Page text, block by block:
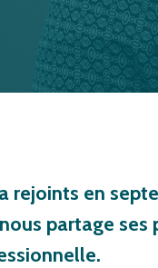
rejoints en
partage